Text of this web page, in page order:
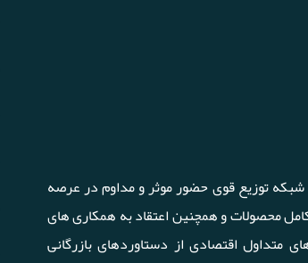
توزیع قوی حضور موثر و مداوم در عرصه
محصولات و همچنین اعتقاد به همکاری های
متداول اقتصادی از دستاوردهای بازرگانی